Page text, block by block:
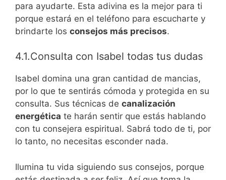
para ayudarte. Esta adivina es la mejor para ti
porque estará en el teléfono para escucharte y
brindarte los consejos más precisos.
4.1.Consulta con Isabel todas tus dudas
Isabel domina una gran cantidad de mancias,
por lo que te sentirás cómoda y protegida en su
consulta. Sus técnicas de canalización
energética te harán sentir que estás hablando
con tu consejera espiritual. Sabrá todo de ti, por
lo tanto, no necesitas esconder nada.
Ilumina tu vida siguiendo sus consejos, porque